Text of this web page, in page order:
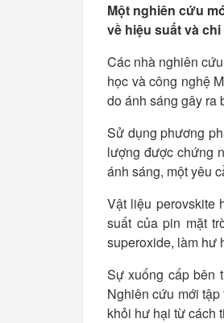
Một nghiên cứu
về hiệu suất và
Các nhà nghiên
học và công nghệ
do ánh sáng gây ra
Sử dụng phương
lượng được chứng
ánh sáng, một yêu
Vật liệu perovskite
suất của pin mặt
superoxide, làm hư
Sự xuống cấp bên
Nghiên cứu mới
khỏi hư hại từ cách